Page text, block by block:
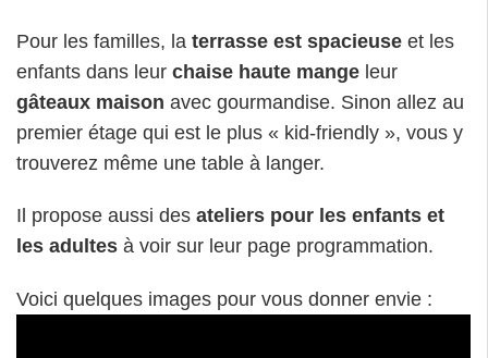
Pour les familles, la terrasse est spacieuse et les
enfants dans leur chaise haute mange leur
gâteaux maison avec gourmandise. Sinon allez au
premier étage qui est le plus « kid-friendly », vous y
trouverez même une table à langer.
Il propose aussi des ateliers pour les enfants et
les adultes à voir sur leur page programmation.
Voici quelques images pour vous donner envie :